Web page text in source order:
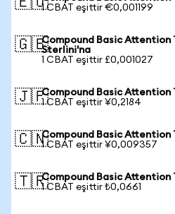
1 CBAT eşittir €0,001199
🇬🇧Compound Basic Attention
Sterlini'na
1 CBAT eşittir £0,001027
🇯🇵Compound Basic Attention
1 CBAT eşittir ¥0,2184
🇨🇳Compound Basic Attention
1 CBAT eşittir ¥0,009357
🇹🇷Compound Basic Attention
1 CBAT eşittir ₺0,0661